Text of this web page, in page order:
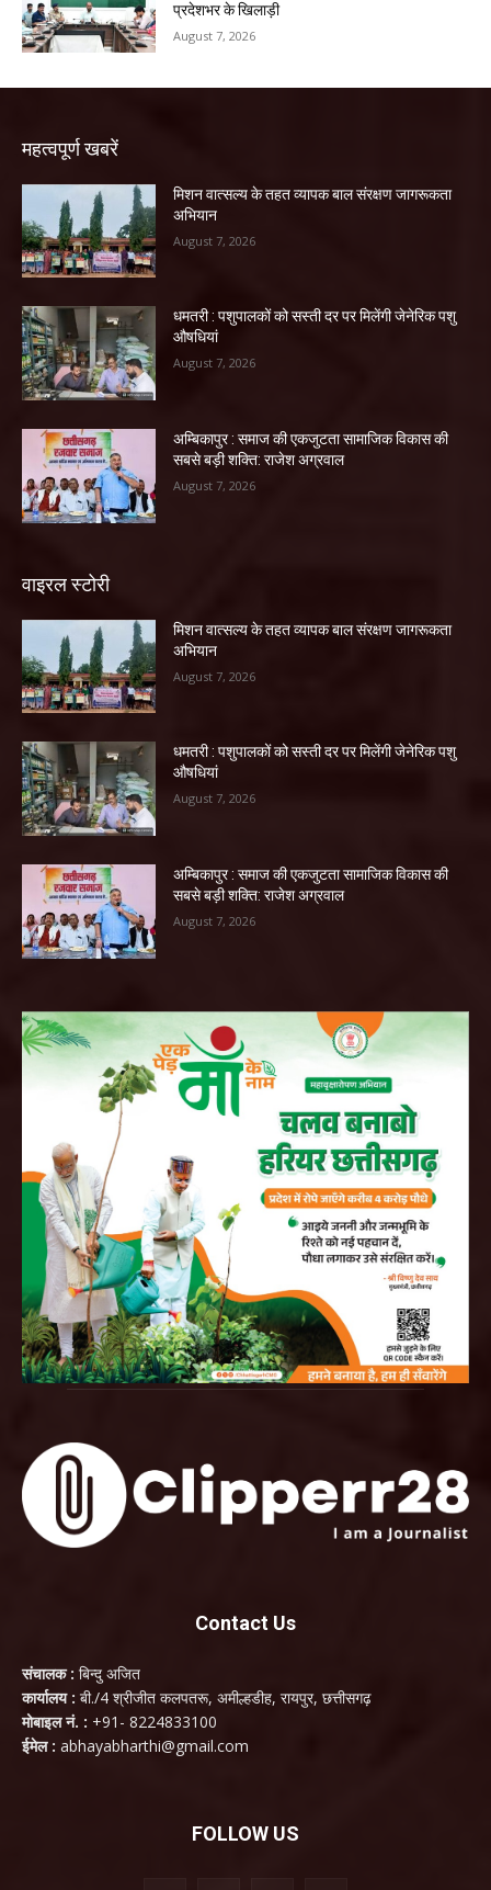
प्रदेशभर के खिलाड़ी
August 7, 2026
महत्वपूर्ण खबरें
मिशन वात्सल्य के तहत व्यापक बाल संरक्षण जागरूकता
अभियान
August 7, 2026
धमतरी : पशुपालकों को सस्ती दर पर मिलेंगी जेनेरिक पशु
औषधियां
August 7, 2026
अम्बिकापुर : समाज की एकजुटता सामाजिक विकास की
सबसे बड़ी शक्ति: राजेश अग्रवाल
August 7, 2026
वाइरल स्टोरी
मिशन वात्सल्य के तहत व्यापक बाल संरक्षण जागरूकता
अभियान
August 7, 2026
धमतरी : पशुपालकों को सस्ती दर पर मिलेंगी जेनेरिक पशु
औषधियां
August 7, 2026
अम्बिकापुर : समाज की एकजुटता सामाजिक विकास की
सबसे बड़ी शक्ति: राजेश अग्रवाल
August 7, 2026
Contact Us
संचालक : बिन्दु अजित
कार्यालय : बी./4 श्रीजीत कलपतरू, अमील्हडीह, रायपुर, छत्तीसगढ़
मोबाइल नं. : +91- 8224833100
ईमेल : abhayabharthi@gmail.com
FOLLOW US